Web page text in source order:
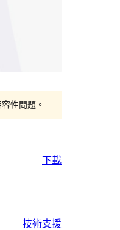
性問題。
下載
技術支援